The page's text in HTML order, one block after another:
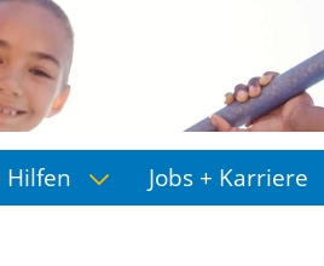
Jobs + Karriere